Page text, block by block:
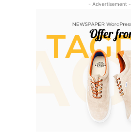
- Advertisement -